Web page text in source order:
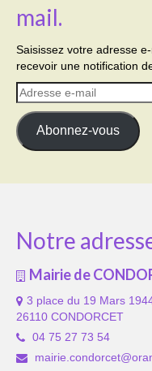
mail.
Saisissez votre adresse
recevoir une notification
Adresse
e-
mail
Abonnez-vous
Notre
Mairie de
3 place du 19 Mars
26110 CONDORCET
04 75 27 73 54